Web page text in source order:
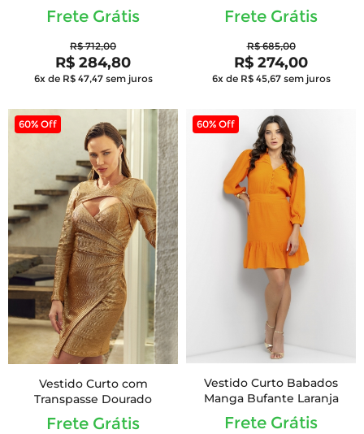
Frete Grátis
R$ 712,00
R$ 284,80
6x de R$ 47,47 sem juros
Frete Grátis
R$ 685,00
R$ 274,00
6x de R$ 45,67 sem juros
60% Off
Vestido Curto com
Transpasse Dourado
Frete Grátis
60% Off
Vestido Curto Babados
Manga Bufante Laranja
Frete Grátis